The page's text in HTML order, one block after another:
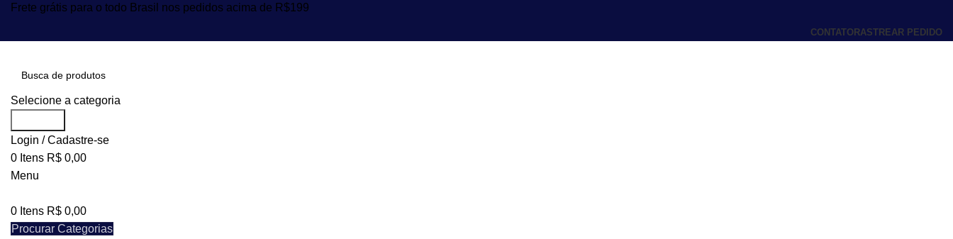
Frete grátis para o todo Brasil nos pedidos acima de R$199
CONTATO RASTREAR PEDIDO
Selecione a categoria
Login / Cadastre-se
0 Itens R$ 0,00
Menu
0 Itens R$ 0,00
Procurar Categorias